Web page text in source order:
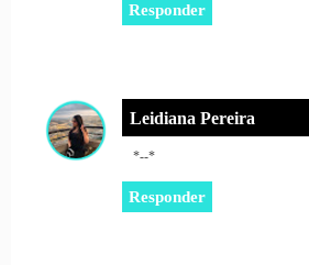
Responder
Leidiana Pereira
*--*
Responder